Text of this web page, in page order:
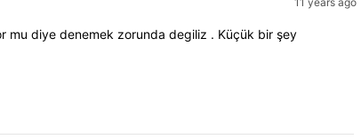
mu diye denemek zorunda degiliz . Küçük bir şey